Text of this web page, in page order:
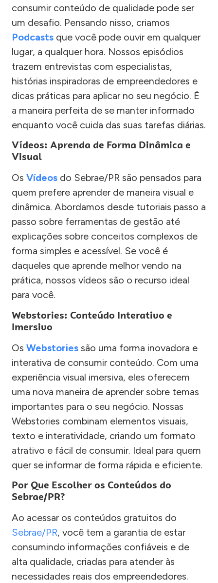
consumir conteúdo de qualidade pode ser
um desafio. Pensando nisso, criamos
Podcasts que você pode ouvir em qualquer
lugar, a qualquer hora. Nossos episódios
trazem entrevistas com especialistas,
histórias inspiradoras de empreendedores e
dicas práticas para aplicar no seu negócio. É
a maneira perfeita de se manter informado
enquanto você cuida das suas tarefas diárias.
Vídeos: Aprenda de Forma Dinâmica e
Visual
Os Vídeos do Sebrae/PR são pensados para
quem prefere aprender de maneira visual e
dinâmica. Abordamos desde tutoriais passo a
passo sobre ferramentas de gestão até
explicações sobre conceitos complexos de
forma simples e acessível. Se você é
daqueles que aprende melhor vendo na
prática, nossos vídeos são o recurso ideal
para você.
Webstories: Conteúdo Interativo e
Imersivo
Os Webstories são uma forma inovadora e
interativa de consumir conteúdo. Com uma
experiência visual imersiva, eles oferecem
uma nova maneira de aprender sobre temas
importantes para o seu negócio. Nossas
Webstories combinam elementos visuais,
texto e interatividade, criando um formato
atrativo e fácil de consumir. Ideal para quem
quer se informar de forma rápida e eficiente.
Por Que Escolher os Conteúdos do
Sebrae/PR?
Ao acessar os conteúdos gratuitos do
Sebrae/PR, você tem a garantia de estar
consumindo informações confiáveis e de
alta qualidade, criadas para atender às
necessidades reais dos empreendedores.